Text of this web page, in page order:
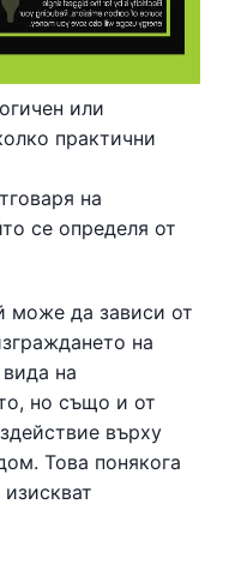
или
практични
на
се определя от
може да зависи от
на
на
но също и от
върху
Това понякога